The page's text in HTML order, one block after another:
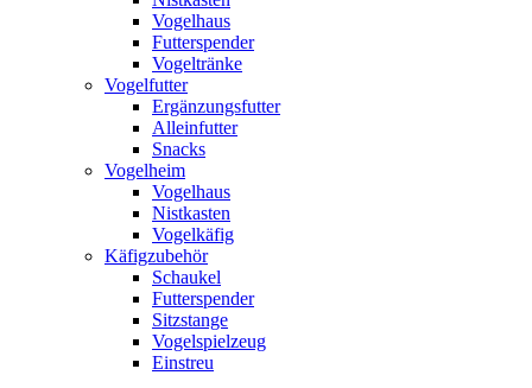
Vogelhaus
Futterspender
Vogeltränke
Vogelfutter
Ergänzungsfutter
Alleinfutter
Snacks
Vogelheim
Vogelhaus
Nistkasten
Vogelkäfig
Käfigzubehör
Schaukel
Futterspender
Sitzstange
Vogelspielzeug
Einstreu